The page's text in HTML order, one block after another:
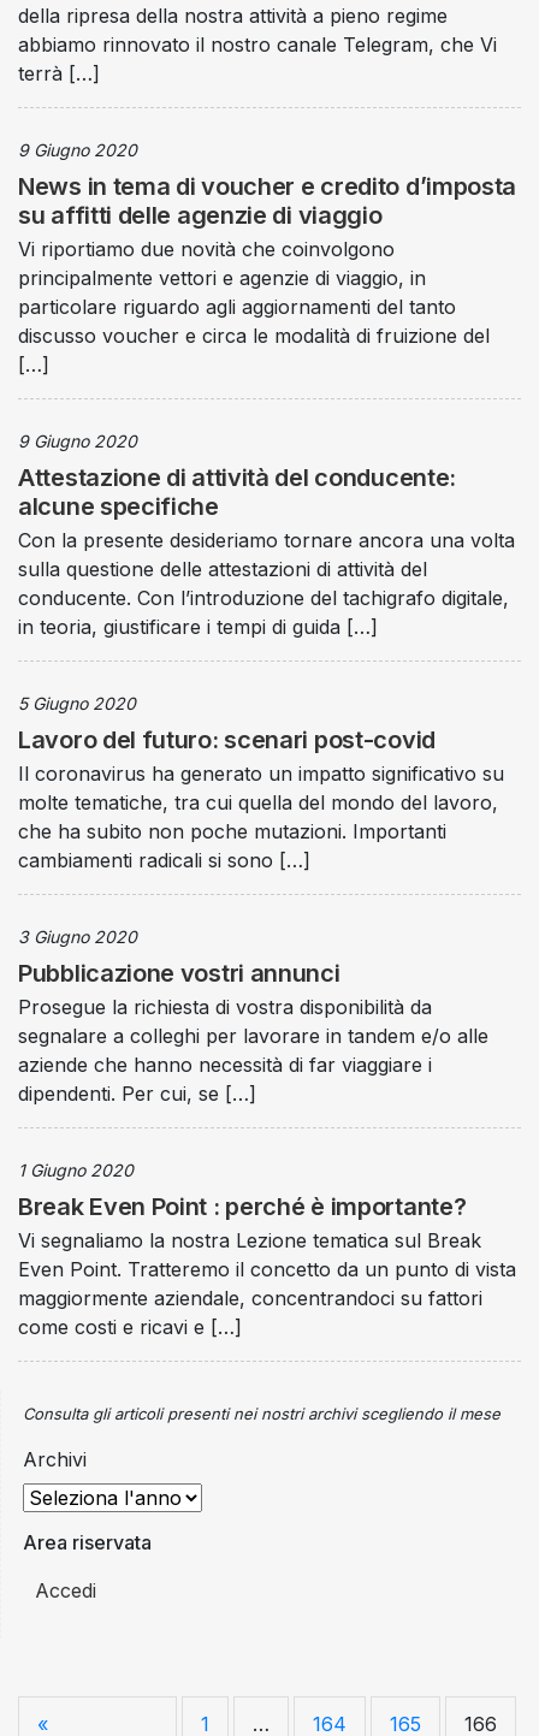
della ripresa della nostra attività a pieno regime
abbiamo rinnovato il nostro canale Telegram, che Vi
terrà […]
9 Giugno 2020
News in tema di voucher e credito d’imposta
su affitti delle agenzie di viaggio
Vi riportiamo due novità che coinvolgono
principalmente vettori e agenzie di viaggio, in
particolare riguardo agli aggiornamenti del tanto
discusso voucher e circa le modalità di fruizione del
[…]
9 Giugno 2020
Attestazione di attività del conducente:
alcune specifiche
Con la presente desideriamo tornare ancora una volta
sulla questione delle attestazioni di attività del
conducente. Con l’introduzione del tachigrafo digitale,
in teoria, giustificare i tempi di guida […]
5 Giugno 2020
Lavoro del futuro: scenari post-covid
Il coronavirus ha generato un impatto significativo su
molte tematiche, tra cui quella del mondo del lavoro,
che ha subito non poche mutazioni. Importanti
cambiamenti radicali si sono […]
3 Giugno 2020
Pubblicazione vostri annunci
Prosegue la richiesta di vostra disponibilità da
segnalare a colleghi per lavorare in tandem e/o alle
aziende che hanno necessità di far viaggiare i
dipendenti. Per cui, se […]
1 Giugno 2020
Break Even Point : perché è importante?
Vi segnaliamo la nostra Lezione tematica sul Break
Even Point. Tratteremo il concetto da un punto di vista
maggiormente aziendale, concentrandoci su fattori
come costi e ricavi e […]
Consulta gli articoli presenti nei nostri archivi scegliendo il mese
Archivi
Area riservata
Accedi
« 1 … 164 165 166